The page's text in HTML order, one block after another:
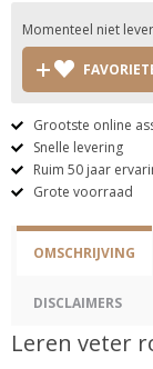
Momenteel niet
Grootste online
Snelle levering
Ruim 50 jaar
Grote voorraad
OMSCHRIJVING
DISCLAIMERS
Leren veter